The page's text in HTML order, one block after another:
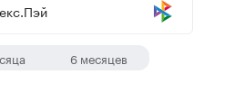
6 месяцев